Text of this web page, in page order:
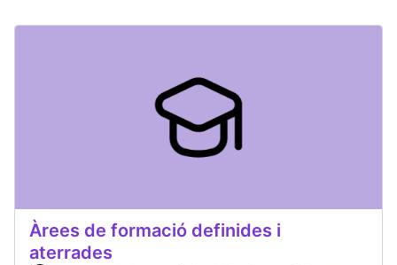
Àrees de formació definides i
aterrades